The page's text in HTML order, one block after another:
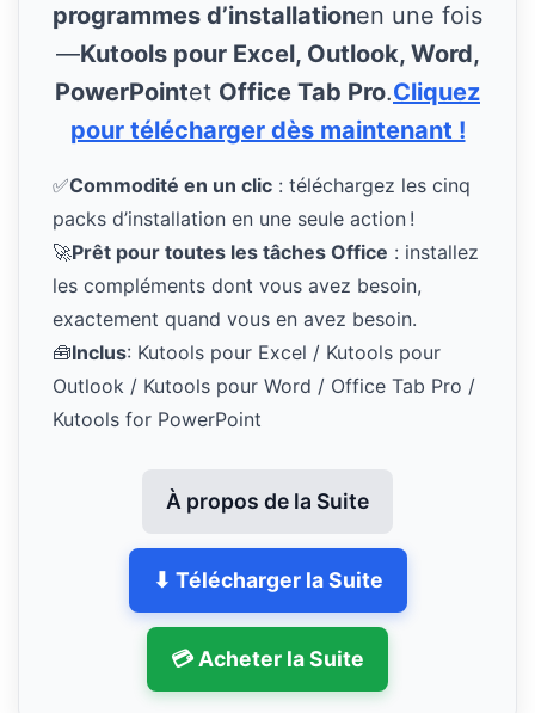
programmes d’installationen une fois
—Kutools pour Excel, Outlook, Word,
PowerPointet Office Tab Pro.Cliquez
pour télécharger dès maintenant !
✅Commodité en un clic : téléchargez les cinq
packs d’installation en une seule action !
🚀Prêt pour toutes les tâches Office : installez
les compléments dont vous avez besoin,
exactement quand vous en avez besoin.
🧰Inclus: Kutools pour Excel / Kutools pour
Outlook / Kutools pour Word / Office Tab Pro /
Kutools for PowerPoint
À propos de la Suite
⬇ Télécharger la Suite
💳 Acheter la Suite